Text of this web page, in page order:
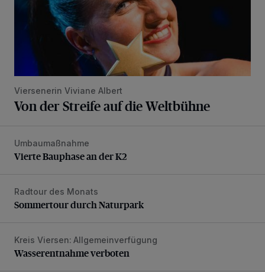
Viersenerin Viviane Albert
Von der Streife auf die Weltbühne
Vierte Bauphase an der K2
Umbaumaßnahme
Vierte Bauphase an der K2
Sommertour durch Naturpark
Radtour des Monats
Sommertour durch Naturpark
Wasserentnahme verboten
Kreis Viersen: Allgemeinverfügung
Wasserentnahme verboten